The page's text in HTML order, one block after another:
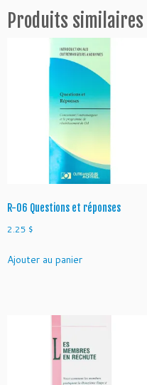
nProduits similaires
R-06 Questions et réponses
2.25 $
Ajouter au panier